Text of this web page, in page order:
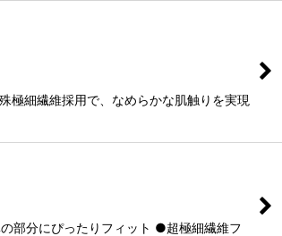
細繊維採用で、なめらかな肌触りを実現
部分にぴったりフィット ●超極細繊維フ